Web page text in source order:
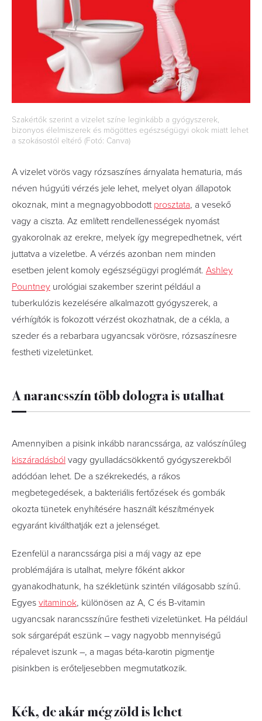
Szakértők szerint a vizelet színe leginkább a gyógyszerek,
bizonyos élelmiszerek és mögöttes egészségügyi okok miatt lehet
a szokásostól eltérő (Fotó: Canva)
A vizelet vörös vagy rózsaszínes árnyalata hematuria, más
néven húgyúti vérzés jele lehet, melyet olyan állapotok
okoznak, mint a megnagyobbodott prosztata, a vesekő
vagy a ciszta. Az említett rendellenességek nyomást
gyakorolnak az erekre, melyek így megrepedhetnek, vért
juttatva a vizeletbe. A vérzés azonban nem minden
esetben jelent komoly egészségügyi proglémát. Ashley
Pountney urológiai szakember szerint például a
tuberkulózis kezelésére alkalmazott gyógyszerek, a
vérhígítók is fokozott vérzést okozhatnak, de a cékla, a
szeder és a rebarbara ugyancsak vörösre, rózsaszínesre
festheti vizeletünket.
A narancsszín több dologra is utalhat
Amennyiben a pisink inkább narancssárga, az valószínűleg
kiszáradásból vagy gyulladácsökkentő gyógyszerekből
adódóan lehet. De a székrekedés, a rákos
megbetegedések, a bakteriális fertőzések és gombák
okozta tünetek enyhítésére használt készítmények
egyaránt kiválthatják ezt a jelenséget.
Ezenfelül a narancssárga pisi a máj vagy az epe
problémájára is utalhat, melyre főként akkor
gyanakodhatunk, ha székletünk szintén világosabb színű.
Egyes vitaminok, különösen az A, C és B-vitamin
ugyancsak narancsszínűre festheti vizeletünket. Ha például
sok sárgarépát eszünk – vagy nagyobb mennyiségű
répalevet iszunk –, a magas béta-karotin pigmentje
pisinkben is erőteljesebben megmutatkozik.
Kék, de akár még zöld is lehet